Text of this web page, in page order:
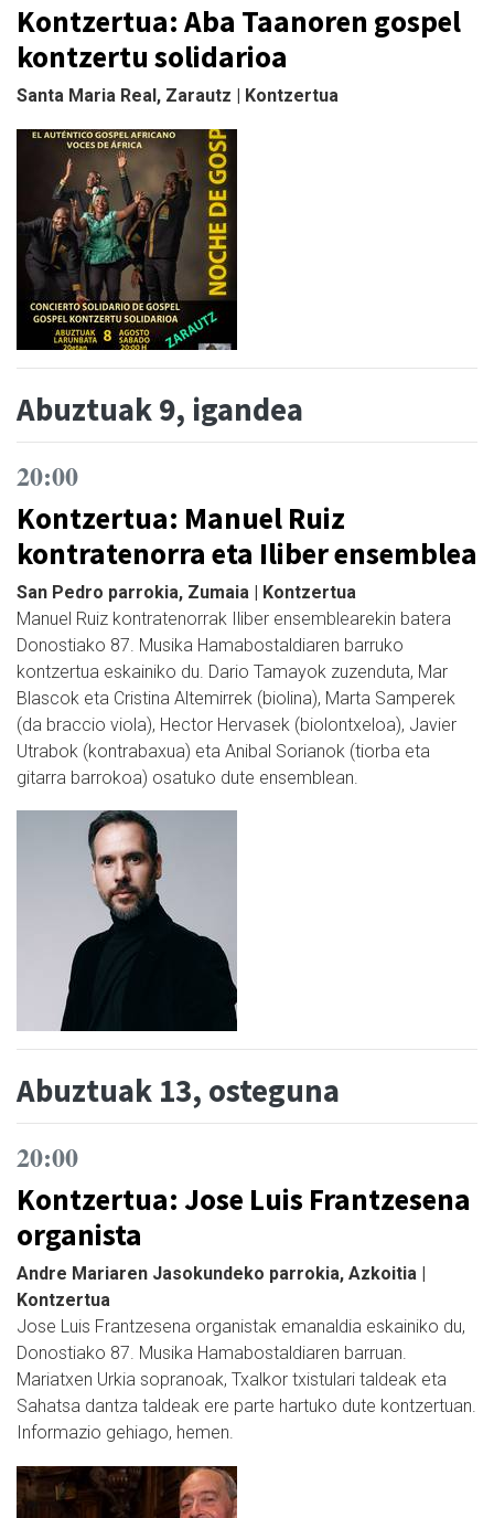
Kontzertua: Aba Taanoren gospel
kontzertu solidarioa
Santa Maria Real, Zarautz | Kontzertua
Abuztuak 9, igandea
20:00
Kontzertua: Manuel Ruiz
kontratenorra eta Iliber ensemblea
San Pedro parrokia, Zumaia | Kontzertua
Manuel Ruiz kontratenorrak Iliber ensemblearekin batera
Donostiako 87. Musika Hamabostaldiaren barruko
kontzertua eskainiko du. Dario Tamayok zuzenduta, Mar
Blascok eta Cristina Altemirrek (biolina), Marta Samperek
(da braccio viola), Hector Hervasek (biolontxeloa), Javier
Utrabok (kontrabaxua) eta Anibal Sorianok (tiorba eta
gitarra barrokoa) osatuko dute ensemblean.
Abuztuak 13, osteguna
20:00
Kontzertua: Jose Luis Frantzesena
organista
Andre Mariaren Jasokundeko parrokia, Azkoitia |
Kontzertua
Jose Luis Frantzesena organistak emanaldia eskainiko du,
Donostiako 87. Musika Hamabostaldiaren barruan.
Mariatxen Urkia sopranoak, Txalkor txistulari taldeak eta
Sahatsa dantza taldeak ere parte hartuko dute kontzertuan.
Informazio gehiago, hemen.